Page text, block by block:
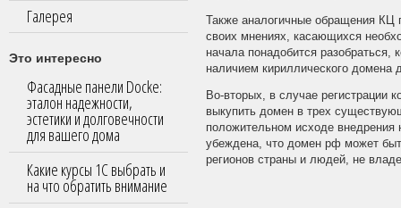
Галерея
Это интересно
Фасадные панели Docke:
эталон надежности,
эстетики и долговечности
для вашего дома
Какие курсы 1С выбрать и
на что обратить внимание
Также аналогичные обращения КЦ
своих мнениях, касающихся
начала понадобится
наличием кириллического домена
Во-вторых, в случае регистрации
выкупить домен в трех
положительном исходе
убеждена, что домен рф может
регионов страны и людей, не